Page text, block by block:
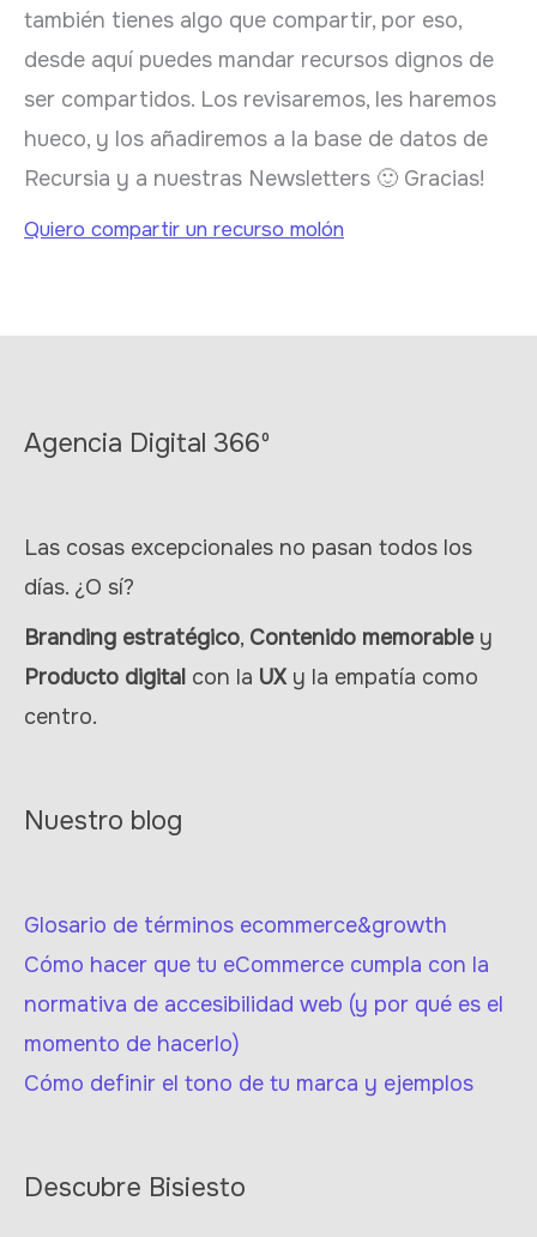
también tienes algo que compartir, por eso,
desde aquí puedes mandar recursos dignos de
ser compartidos. Los revisaremos, les haremos
hueco, y los añadiremos a la base de datos de
Recursia y a nuestras Newsletters 🙂 Gracias!
Quiero compartir un recurso molón
Agencia Digital 366º
Las cosas excepcionales no pasan todos los
días. ¿O sí?
Branding estratégico, Contenido memorabley
Producto digital con la UXy la empatía como
centro.
Nuestro blog
Glosario de términos ecommerce&growth
Cómo hacer que tu eCommerce cumpla con la
normativa de accesibilidad web (y por qué es el
momento de hacerlo)
Cómo definir el tono de tu marca y ejemplos
Descubre Bisiesto